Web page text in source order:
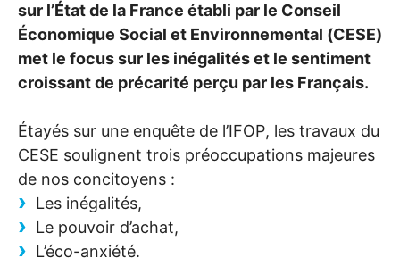
sur l’État de la France établi par le Conseil
Économique Social et Environnemental (CESE)
met le focus sur les inégalités et le sentiment
croissant de précarité perçu par les Français.
Étayés sur une enquête de l’IFOP, les travaux du
CESE soulignent trois préoccupations majeures
de nos concitoyens :
Les inégalités,
Le pouvoir d’achat,
L’éco-anxiété.